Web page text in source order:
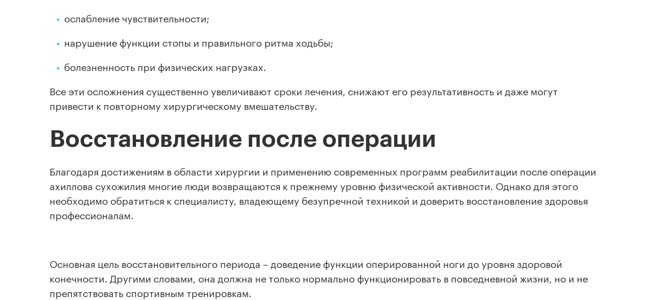
ослабление чувствительности;
нарушение функции стопы и правильного ритма ходьбы;
болезненность при физических нагрузках.
Все эти осложнения существенно увеличивают сроки лечения, снижают его результативность и даже могут
привести к повторному хирургическому вмешательству.
Восстановление после операции
Благодаря достижениям в области хирургии и применению современных программ реабилитации после операции
ахиллова сухожилия многие люди возвращаются к прежнему уровню физической активности. Однако для этого
необходимо обратиться к специалисту, владеющему безупречной техникой и доверить восстановление здоровья
профессионалам.
Основная цель восстановительного периода – доведение функции оперированной ноги до уровня здоровой
конечности. Другими словами, она должна не только нормально функционировать в повседневной жизни, но и не
препятствовать спортивным тренировкам.